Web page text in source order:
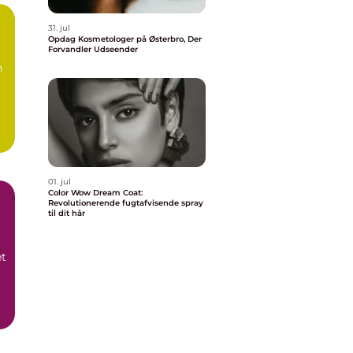
31. jul
Opdag Kosmetologer på Østerbro, Der
Forvandler Udseender
01. jul
Color Wow Dream Coat:
Revolutionerende fugtafvisende spray
til dit hår